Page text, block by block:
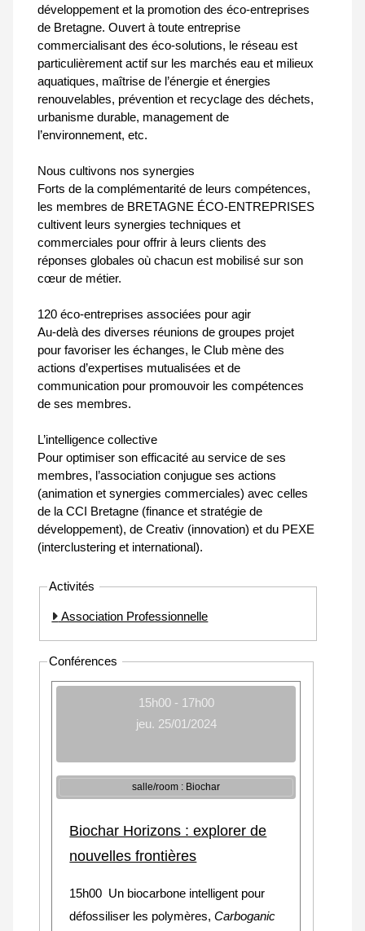
développement et la promotion des éco-entreprises
de Bretagne. Ouvert à toute entreprise
commercialisant des éco-solutions, le réseau est
particulièrement actif sur les marchés eau et milieux
aquatiques, maîtrise de l’énergie et énergies
renouvelables, prévention et recyclage des déchets,
urbanisme durable, management de
l’environnement, etc.
Nous cultivons nos synergies
Forts de la complémentarité de leurs compétences,
les membres de BRETAGNE ÉCO-ENTREPRISES
cultivent leurs synergies techniques et
commerciales pour offrir à leurs clients des
réponses globales où chacun est mobilisé sur son
cœur de métier.
120 éco-entreprises associées pour agir
Au-delà des diverses réunions de groupes projet
pour favoriser les échanges, le Club mène des
actions d’expertises mutualisées et de
communication pour promouvoir les compétences
de ses membres.
L’intelligence collective
Pour optimiser son efficacité au service de ses
membres, l’association conjugue ses actions
(animation et synergies commerciales) avec celles
de la CCI Bretagne (finance et stratégie de
développement), de Creativ (innovation) et du PEXE
(interclustering et international).
Activités
Association Professionnelle
Conférences
15h00 - 17h00
jeu. 25/01/2024
salle/room : Biochar
Biochar Horizons : explorer de
nouvelles frontières
15h00 Un biocarbone intelligent pour
défossiliser les polymères,Carboganic